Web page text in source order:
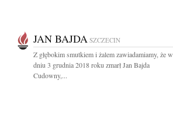
JAN BAJDA SZCZECIN
Z głębokim smutkiem i żalem zawiadamiamy, że w
dniu 3 grudnia 2018 roku zmarł Jan Bajda
Cudowny,...